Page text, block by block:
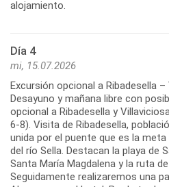
Día 4
mi, 15.07.2026
Excursión opcional a Ribadesella
Desayuno y mañana libre con
opcional a Ribadesella y
6-8). Visita de Ribadesella,
unida por el puente que es la
del río Sella. Destacan la playa de
Santa María Magdalena y la ruta
Seguidamente realizaremos una